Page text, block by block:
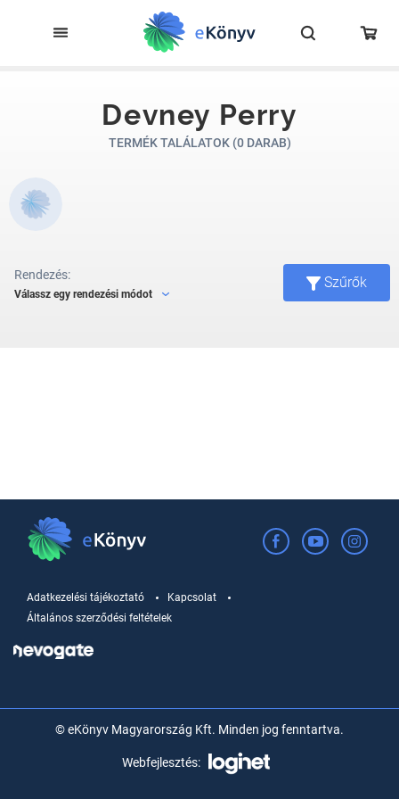
Devney Perry
TERMÉK TALÁLATOK (0 DARAB)
Rendezés:
Válassz egy rendezési módot
Szűrők
Adatkezelési tájékoztató
Kapcsolat
Általános szerződési feltételek
© eKönyv Magyarország Kft. Minden jog fenntartva.
Webfejlesztés: